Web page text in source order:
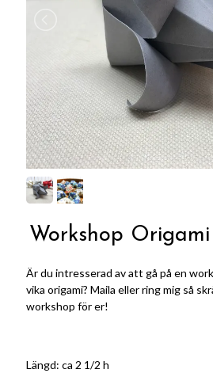
Workshop Origami
Är du intresserad av att gå på en
vika origami? Maila eller ring mig så
workshop för er!
Längd: ca 2 1/2 h